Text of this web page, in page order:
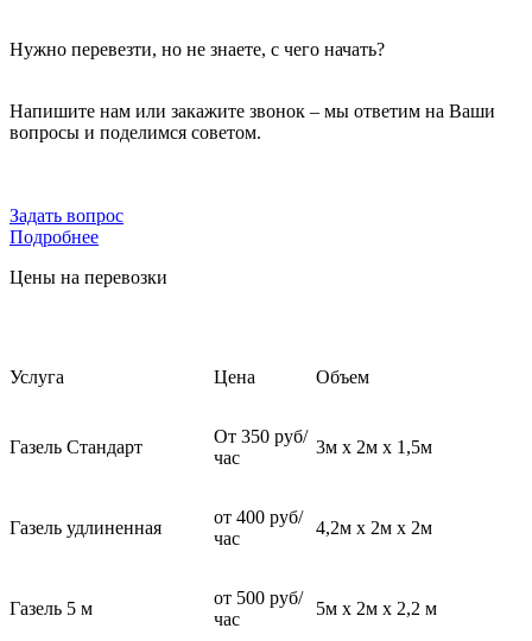
Нужно перевезти, но не знаете, с чего начать?
Напишите нам или закажите звонок – мы ответим на Ваши
вопросы и поделимся советом.
Задать вопрос
Подробнее
Цены на перевозки
Услуга Цена Объем
Газель Стандарт
От 350 руб/
час
3м х 2м х 1,5м
Газель удлиненная
от 400 руб/
час
4,2м х 2м х 2м
Газель 5 м
от 500 руб/
час
5м х 2м х 2,2 м